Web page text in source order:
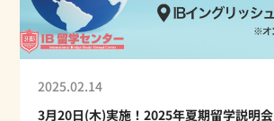
2025.02.14
3月20日(木)実施！2025年夏期留学説明会